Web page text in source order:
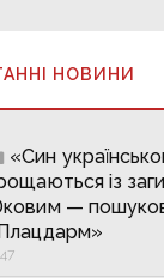
НОВИНИ
«Син
із
—